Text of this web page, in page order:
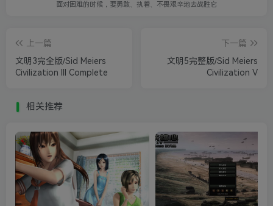
面对困难的时候，要勇敢、执着、不畏艰辛地去战胜它
上一篇
文明3完全版/Sid Meiers
Civilization III Complete
下一篇
文明5完整版/Sid Meiers
Civilization V
相关推荐